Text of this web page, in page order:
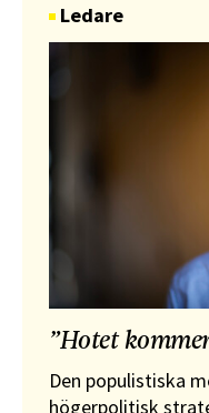
Ledare
”Hotet
Den populistiska
högerpolitisk